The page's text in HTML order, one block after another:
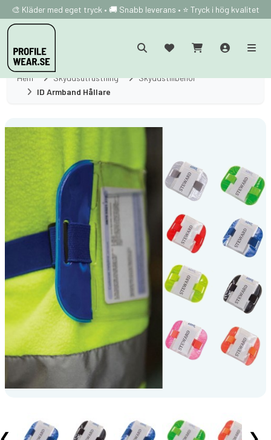
🎨 Kläder med eget tryck • 🚚 Snabb leverans • ⭐ Tryck i hög kvalitet
Hem Skyddsutrustning
Skyddstillbehör
ID Armband Hållare